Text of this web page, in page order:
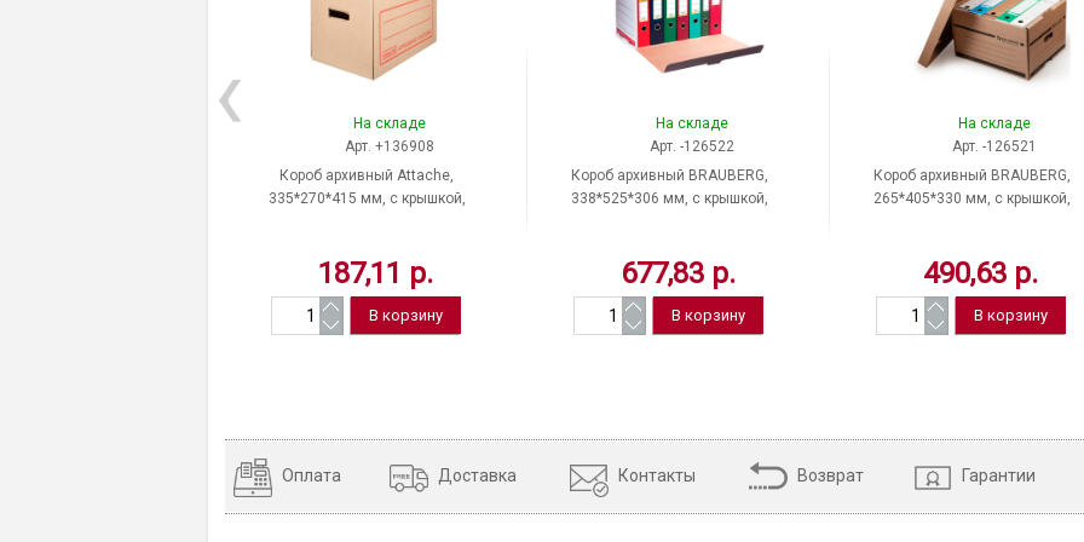
На складе
Арт. +136908
Короб архивный Attache,
335*270*415 мм, с крышкой,
187,11 р.
На складе
Арт. -126522
Короб архивный BRAUBERG,
338*525*306 мм, с крышкой,
677,83 р.
На складе
Арт. -126521
Короб архивный BRAUBERG,
265*405*330 мм, с крышкой,
490,63 р.
Оплата Доставка Контакты Возврат Гарантии